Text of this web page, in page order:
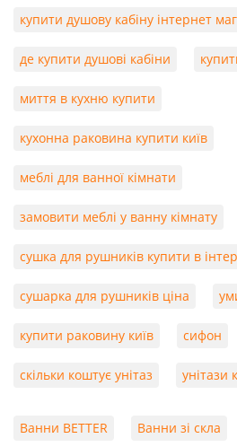
купити душову кабіну інтернет
де купити душові кабіни
миття в кухню купити
кухонна раковина купити київ
меблі для ванної кімнати
замовити меблі у ванну кімнату
сушка для рушників купити в
сушарка для рушників ціна
купити раковину київ сифон
скільки коштує унітаз унітази
Ванни BETTER Ванни зі скла